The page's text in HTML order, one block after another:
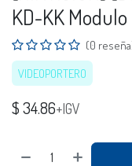
KD-KK
(0
VIDEOPORTERO
$34.86+IGV